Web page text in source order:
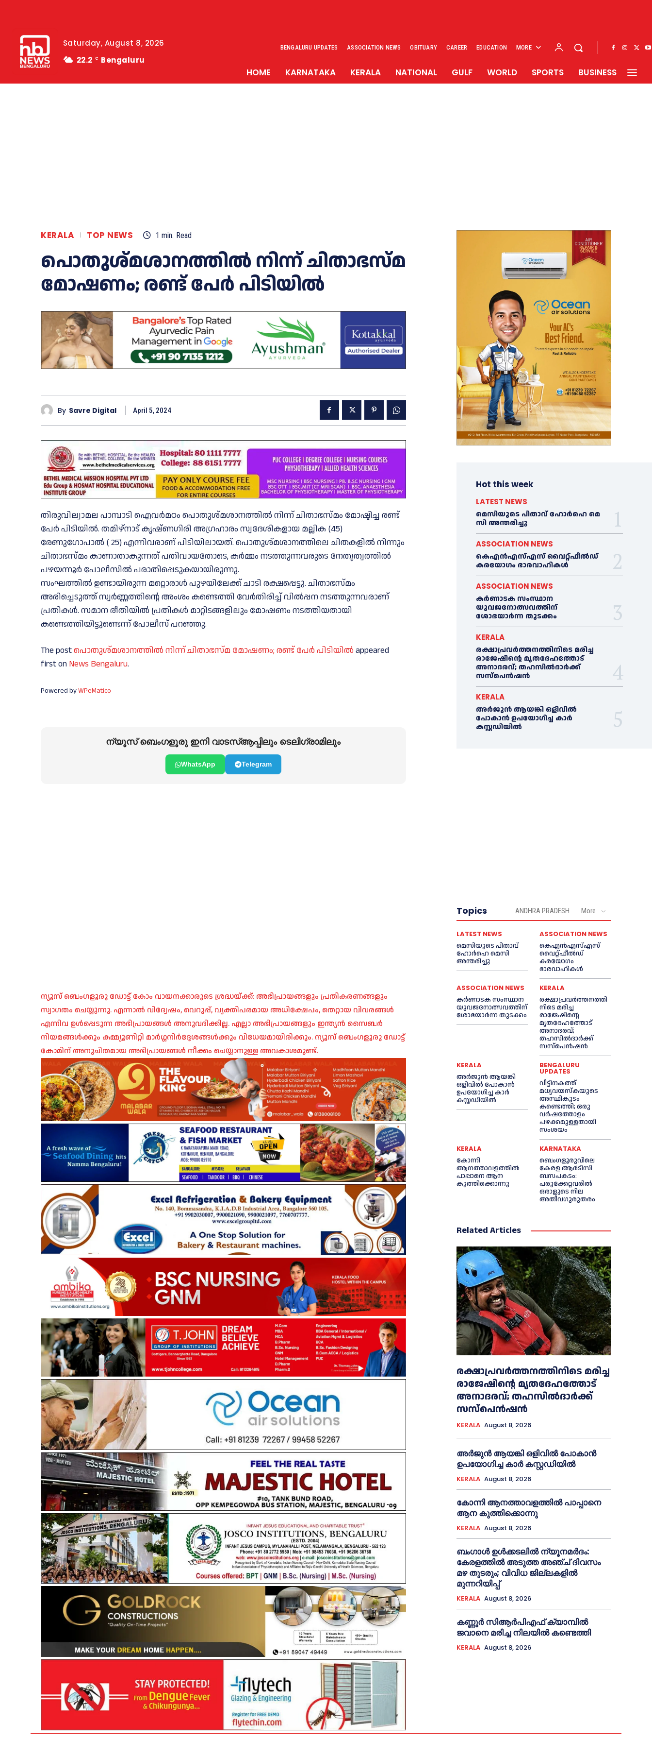
Saturday, August 8, 2026
22.2 C Bengaluru
BENGALURU UPDATES ASSOCIATION NEWS OBITUARY CAREER EDUCATION MORE
HOME KARNATAKA KERALA NATIONAL GULF WORLD SPORTS BUSINESS
KERALA TOP NEWS 1 min. Read
പൊതുശ്മശാനത്തിൽ നിന്ന് ചിതാഭസ്മ
മോഷണം; രണ്ട് പേർ പിടിയിൽ
By Savre Digital April 5, 2024
തിരുവില്വാമല പാമ്പാടി ഐവർമഠം പൊതുശ്മശാനത്തിൽ നിന്ന് ചിതാഭസ്മം മോഷ്ടിച്ച രണ്ട്
പേർ പിടിയിൽ. തമിഴ്നാട് കൃഷ്ണഗിരി അഗ്രഹാരം സ്വദേശികളായ മല്ലിക (45)
രേണുഗോപാൽ ( 25) എന്നിവരാണ് പിടിയിലായത്. പൊതുശ്മശാനത്തിലെ ചിതകളിൽ നിന്നും
ചിതാഭസ്മം കാണാതാകുന്നത് പതിവായതോടെ, കർമ്മം നടത്തുന്നവരുടെ നേതൃത്വത്തിൽ
പഴയന്നൂർ പോലീസിൽ പരാതിപ്പെടുകയായിരുന്നു.
സംഘത്തിൽ ഉണ്ടായിരുന്ന മറ്റൊരാൾ പുഴയിലേക്ക് ചാടി രക്ഷപ്പെട്ടു. ചിതാഭസ്മം
അരിച്ചെടുത്ത് സ്വർണ്ണത്തിന്റെ അംശം കണ്ടെത്തി വേർതിരിച്ച് വിൽപ്പന നടത്തുന്നവരാണ്
പ്രതികൾ. സമാന രീതിയിൽ പ്രതികൾ മാറ്റിടങ്ങളിലും മോഷണം നടത്തിയതായി
കണ്ടെത്തിയിട്ടുണ്ടെന്ന് പോലീസ് പറഞ്ഞു.
The postപൊതുശ്മശാനത്തിൽ നിന്ന് ചിതാഭസ്മ മോഷണം; രണ്ട് പേർ പിടിയിൽ appeared
first on News Bengaluru.
Powered byWPeMatico
ന്യൂസ് ബെംഗളൂരു ഇനി വാടസ്ആപ്പിലും ടെലിഗ്രാമിലും
WhatsApp Telegram
ന്യൂസ് ബെംഗളൂരു ഡോട്ട് കോം വായനക്കാരുടെ ശ്രദ്ധയ്ക്ക്: അഭിപ്രായങ്ങളും പ്രതികരണങ്ങളും
സ്വാഗതം ചെയ്യുന്നു. എന്നാൽ വിദ്വേഷം, വെറുപ്പ്, വ്യക്തിപരമായ അധിക്ഷേപം, തെറ്റായ വിവരങ്ങൾ
എന്നിവ ഉൾപ്പെടുന്ന അഭിപ്രായങ്ങൾ അനുവദിക്കില്ല. എല്ലാ അഭിപ്രായങ്ങളും ഇന്ത്യൻ സൈബർ
നിയമങ്ങൾക്കും കമ്മ്യൂണിറ്റി മാർഗ്ഗനിർദ്ദേശങ്ങൾക്കും വിധേയമായിരിക്കും. ന്യൂസ് ബെംഗളൂരു ഡോട്ട്
കോമിന് അനുചിതമായ അഭിപ്രായങ്ങൾ നീക്കം ചെയ്യാനുള്ള അവകാശമുണ്ട്.
Hot this week
LATEST NEWS
മെ​സിയുടെ പിതാവ് ഹോർഹെ മെ​
സി അന്തരിച്ചു
ASSOCIATION NEWS
കെഎൻഎസ്എസ് വൈറ്റ്ഫീൽഡ്
കരയോഗം ഭാരവാഹികള്‍
ASSOCIATION NEWS
കര്‍ണാടക സംസ്ഥാന
യുവജനോത്സവത്തിന്
ശോഭയാർന്ന തുടക്കം
KERALA
രക്ഷാപ്രവർത്തനത്തിനിടെ മരിച്ച
രാജേഷിന്റെ മൃതദേഹത്തോട്
അനാദരവ്; തഹസിൽദാർക്ക്
സസ്പെൻഷൻ
KERALA
അര്‍ജുന്‍ ആയങ്കി ഒളിവില്‍
പോകാന്‍ ഉപയോഗിച്ച കാര്‍
കസ്റ്റഡിയില്‍
Topics ANDHRA PRADESH More
LATEST NEWS
മെ​സിയുടെ പിതാവ്
ഹോർഹെ മെ​സി
അന്തരിച്ചു
ASSOCIATION NEWS
കെഎൻഎസ്എസ്
വൈറ്റ്ഫീൽഡ്
കരയോഗം
ഭാരവാഹികള്‍
ASSOCIATION NEWS
കര്‍ണാടക സംസ്ഥാന
യുവജനോത്സവത്തിന്
ശോഭയാർന്ന തുടക്കം
KERALA
രക്ഷാപ്രവർത്തനത്തി
നിടെ മരിച്ച
രാജേഷിന്റെ
മൃതദേഹത്തോട്
അനാദരവ്;
തഹസിൽദാർക്ക്
സസ്പെൻഷൻ
KERALA
അര്‍ജുന്‍ ആയങ്കി
ഒളിവില്‍ പോകാന്‍
ഉപയോഗിച്ച കാര്‍
കസ്റ്റഡിയില്‍
BENGALURU
UPDATES
വീട്ടിനകത്ത്
മധ്യവയസ്കയുടെ
അസ്ഥികൂടം
കണ്ടെത്തി; ഒരു
വര്‍ഷത്തോളം
പഴക്കമുള്ളതായി
സംശയം
KERALA
കോന്നി
ആനത്താവളത്തില്‍
പാപ്പാനെ ആന
കുത്തിക്കൊന്നു
KARNATAKA
ബെംഗളൂരുവിലെ
കേരള ആര്‍ടിസി
ബസപകടം:
പരുക്കേറ്റവരില്‍
ഒരാളുടെ നില
അതീവഗുരുതരം
Related Articles
രക്ഷാപ്രവർത്തനത്തിനിടെ മരിച്ച
രാജേഷിന്റെ മൃതദേഹത്തോട്
അനാദരവ്; തഹസിൽദാർക്ക്
സസ്പെൻഷൻ
KERALA August 8, 2026
അര്‍ജുന്‍ ആയങ്കി ഒളിവില്‍ പോകാന്‍
ഉപയോഗിച്ച കാര്‍ കസ്റ്റഡിയില്‍
KERALA August 8, 2026
കോന്നി ആനത്താവളത്തില്‍ പാപ്പാനെ
ആന കുത്തിക്കൊന്നു
KERALA August 8, 2026
ബംഗാൾ ഉൾക്കടലിൽ ന്യൂനമർദം:
കേരളത്തിൽ അടുത്ത അഞ്ച് ദിവസം
മഴ തുടരും; വിവിധ ജില്ലകളിൽ
മുന്നറിയിപ്പ്
KERALA August 8, 2026
കണ്ണൂര്‍ സിആര്‍പിഎഫ് ക്യാമ്പില്‍
ജവാനെ മരിച്ച നിലയില്‍ കണ്ടെത്തി
KERALA August 8, 2026